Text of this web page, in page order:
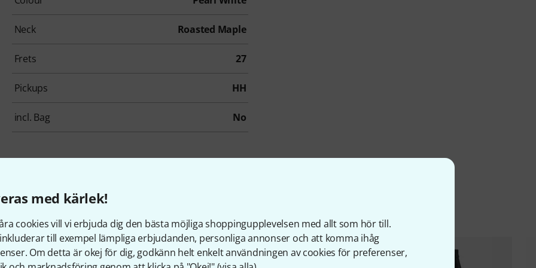
med kärlek!
cookies vill vi erbjuda dig den bästa möjliga shoppingupplevelsen med allt som hör till.
till exempel lämpliga erbjudanden, personliga annonser och att komma ihåg
Om detta är okej för dig, godkänn helt enkelt användningen av cookies för preferenser,
Neck Roasted Maple
Frets 27
Pickups HH
incl. Bag No
& matchande produkter